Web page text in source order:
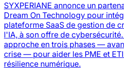
SYXPERIANE annonce un
Dream On Technology pour
plateforme SaaS de gestion de
l'IA, à son offre de
approche en trois phases —
crise — pour aider les PME et
résilience numérique.